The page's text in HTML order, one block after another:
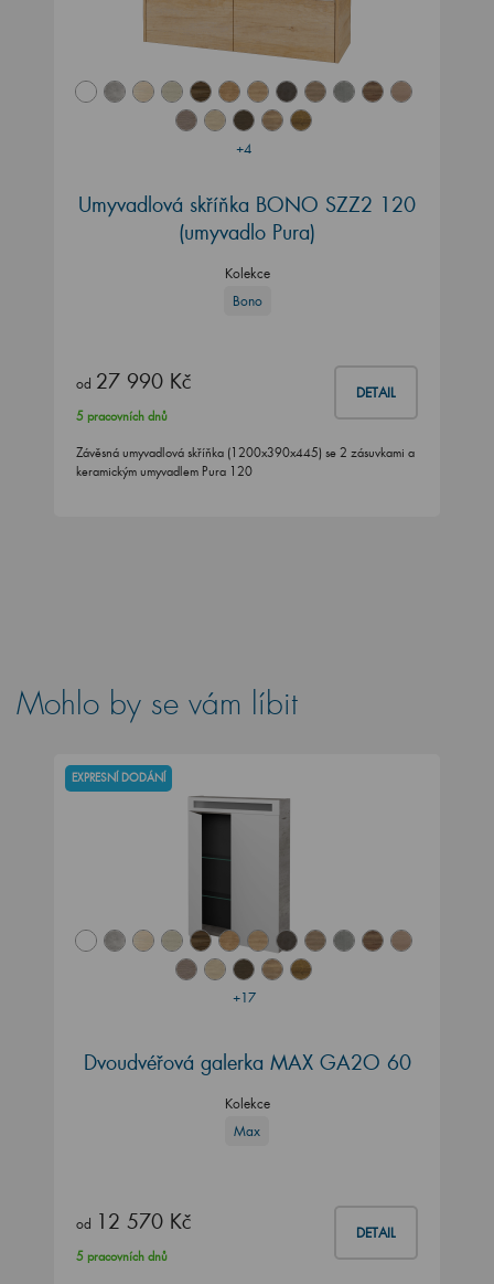
+4
Umyvadlová skříňka BONO SZZ2 120
(umyvadlo Pura)
Kolekce
Bono
od 27 990 Kč DETAIL
5 pracovních dnů
Závěsná umyvadlová skříňka (1200x390x445) se 2 zásuvkami a
keramickým umyvadlem Pura 120
Mohlo by se vám líbit
+17
EXPRESNÍ DODÁNÍ
Dvoudvéřová galerka MAX GA2O 60
Kolekce
Max
od 12 570 Kč DETAIL
5 pracovních dnů